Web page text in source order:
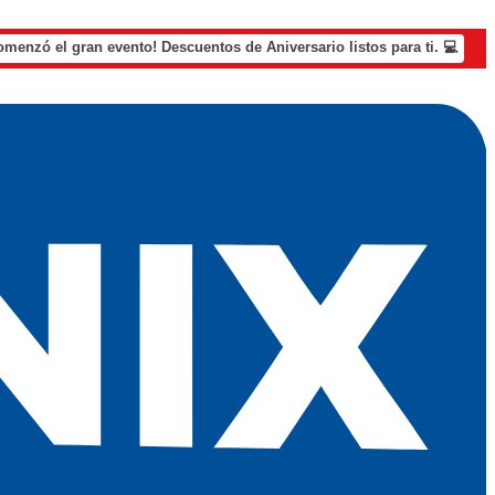
el gran evento! Descuentos de Aniversario listos para ti. 💻